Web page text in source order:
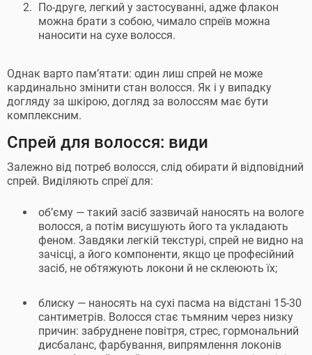
По-друге, легкий у застосуванні, адже флакон
можна брати з собою, чимало спреїв можна
наносити на сухе волосся.
Однак варто пам’ятати: один лиш спрей не може
кардинально змінити стан волосся. Як і у випадку
догляду за шкірою, догляд за волоссям має бути
комплексним.
Спрей для волосся: види
Залежно від потреб волосся, слід обирати й відповідний
спрей. Виділяють спреї для:
об’єму — такий засіб зазвичай наносять на вологе
волосся, а потім висушують його та укладають
феном. Завдяки легкій текстурі, спрей не видно на
зачісці, а його компоненти, якщо це професійний
засіб, не обтяжують локони й не склеюють їх;
блиску — наносять на сухі пасма на відстані 15-30
сантиметрів. Волосся стає тьмяним через низку
причин: забруднене повітря, стрес, гормональний
дисбаланс, фарбування, випрямлення локонів